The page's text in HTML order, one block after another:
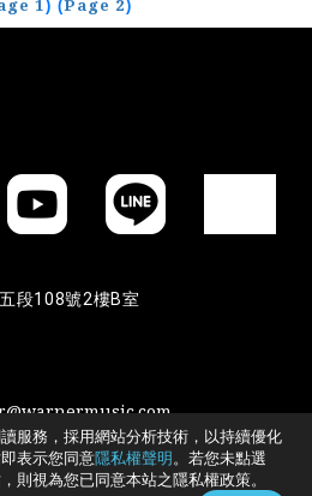
1) (Page 2)
段108號2樓B室
服務，採用網站分析技術，以持續優化
表示您同意隱私權聲明。若您未點選
則視為您已同意本站之隱私權政策。